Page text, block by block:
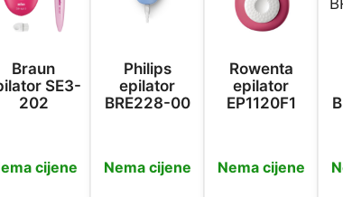
Braun
SE3-
202
cijene
Philips
epilator
BRE228-00
Nema cijene
Rowenta
epilator
EP1120F1
Nema cijene